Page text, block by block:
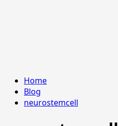
Home
Blog
neurostemcell